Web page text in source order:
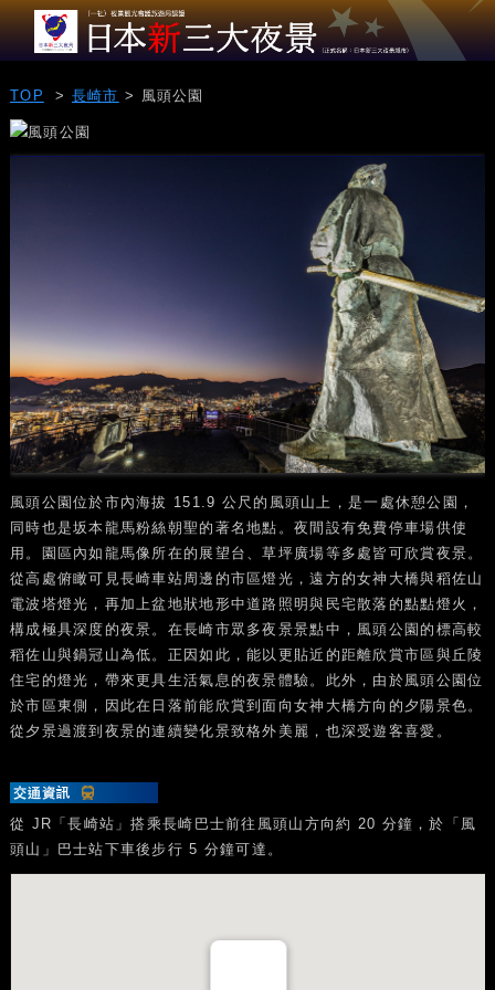
TOP > 長崎市 > 風頭公園
風頭公園位於市內海拔 151.9 公尺的風頭山上，是一處休憩公園，
同時也是坂本龍馬粉絲朝聖的著名地點。夜間設有免費停車場供使
用。園區內如龍馬像所在的展望台、草坪廣場等多處皆可欣賞夜景。
從高處俯瞰可見長崎車站周邊的市區燈光，遠方的女神大橋與稻佐山
電波塔燈光，再加上盆地狀地形中道路照明與民宅散落的點點燈火，
構成極具深度的夜景。在長崎市眾多夜景景點中，風頭公園的標高較
稻佐山與鍋冠山為低。正因如此，能以更貼近的距離欣賞市區與丘陵
住宅的燈光，帶來更具生活氣息的夜景體驗。此外，由於風頭公園位
於市區東側，因此在日落前能欣賞到面向女神大橋方向的夕陽景色。
從夕景過渡到夜景的連續變化景致格外美麗，也深受遊客喜愛。
從 JR「長崎站」搭乘長崎巴士前往風頭山方向約 20 分鐘，於「風
頭山」巴士站下車後步行 5 分鐘可達。